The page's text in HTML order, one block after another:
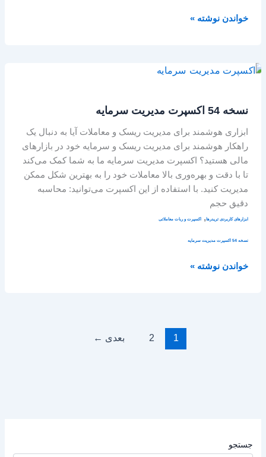
جستجو
خواندن نوشته »
نسخه 54 اکسپرت مدیریت سرمایه
ابزاری هوشمند برای مدیریت ریسک و معاملات آیا به دنبال یک
راهکار هوشمند برای مدیریت ریسک و سرمایه خود در بازارهای
مالی هستید؟ اکسپرت مدیریت سرمایه ما به شما کمک می‌کند
تا با دقت و بهره‌وری بالا معاملات خود را به بهترین شکل ممکن
مدیریت کنید. با استفاده از این اکسپرت می‌توانید: محاسبه
دقیق حجم
ابزارهای کاربردی تریدرها, اکسپرت و ربات معاملاتی
نسخه 54 اکسپرت مدیریت سرمایه
نسخه
مدیریت
سرمایه
خواندن نوشته »
1
2 بعدی ←